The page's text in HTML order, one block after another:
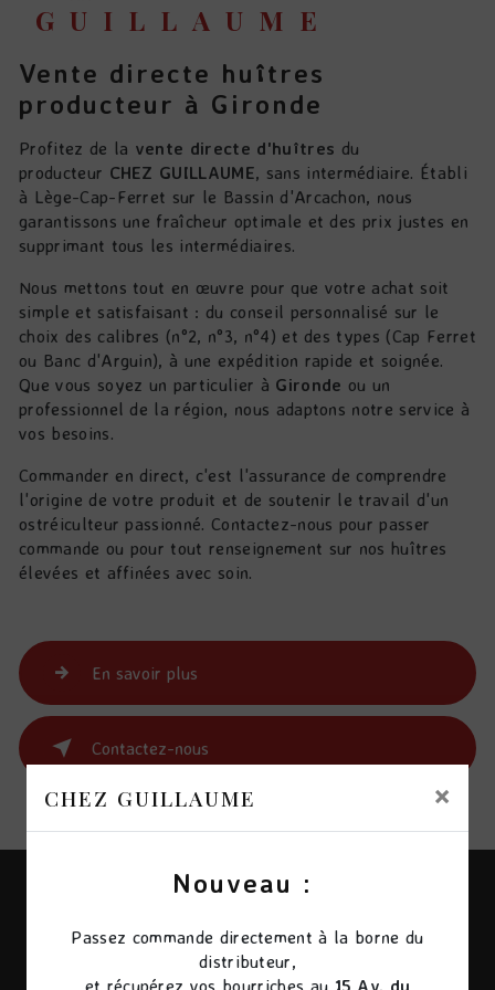
CHEZ GUILLAUME ×
Nouveau :
Passez commande directement à la borne du
distributeur,
GUILLAUME
vente directe huîtres
producteur à Gironde
Profitez de la vente directe d'huîtres du
producteur CHEZ GUILLAUME, sans intermédiaire. Établi
à Lège-Cap-Ferret sur le Bassin d'Arcachon, nous
garantissons une fraîcheur optimale et des prix justes en
supprimant tous les intermédiaires.
Nous mettons tout en œuvre pour que votre achat soit
simple et satisfaisant : du conseil personnalisé sur le
choix des calibres (n°2, n°3, n°4) et des types (Cap Ferret
ou Banc d'Arguin), à une expédition rapide et soignée.
Que vous soyez un particulier à Gironde ou un
professionnel de la région, nous adaptons notre service à
vos besoins.
Commander en direct, c'est l'assurance de comprendre
l'origine de votre produit et de soutenir le travail d'un
ostréiculteur passionné. Contactez-nous pour passer
commande ou pour tout renseignement sur nos huîtres
élevées et affinées avec soin.
En savoir plus
Contactez-nous